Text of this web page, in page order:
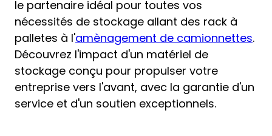
le partenaire idéal pour toutes vos
nécessités de stockage allant des rack à
palletes à l'amènagement de camionnettes.
Découvrez l'impact d'un matériel de
stockage conçu pour propulser votre
entreprise vers l'avant, avec la garantie d'un
service et d'un soutien exceptionnels.